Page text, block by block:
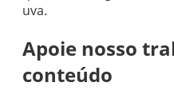
uva.
Apoie nosso
conteúdo